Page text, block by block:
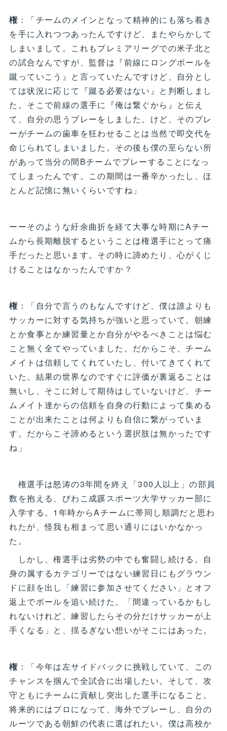
権 ：「チームのメインとなって精神的にも落ち着き
を手に入れつつあったんですけど、またやらかして
しまいまして。これもプレミアリーグでの米子北と
の試合なんですが、監督は『前線にロングボールを
蹴っていこう』と言っていたんですけど、自分とし
ては状況に応じて『蹴る必要はない』と判断しまし
た。そこで前線の選手に『俺は繋ぐから』と伝え
て、自分の思うプレーをしました。けど、そのプレ
ーがチームの歯車を狂わせることは当然で即交代を
命じられてしまいました。その後も僕の至らない所
があって当分の間Bチームでプレーすることになっ
てしまったんです。この期間は一番辛かったし、ほ
とんど記憶に無いくらいですね」
ーーそのような紆余曲折を経て大事な時期にAチー
ムから長期離脱するということは権選手にとって痛
手だったと思います。その時に諦めたり、心がくじ
けることはなかったんですか？
権 ：「自分で言うのもなんですけど、僕は誰よりも
サッカーに対する気持ちが強いと思っていて。朝練
とか食事とか練習量とか自分がやるべきことは悩む
こと無く全てやっていました。だからこそ、チーム
メイトは信頼してくれていたし、付いてきてくれて
いた。結果の世界なのですぐに評価が裏返ることは
無いし、そこに対して期待はしていないけど、チー
ムメイト達からの信頼を自身の行動によって集める
ことが出来たことは何よりも自信に繋がっていま
す。だからこそ諦めるという選択肢は無かったです
ね」
権選手は怒涛の3年間を終え「300人以上」の部員
数を抱える、びわこ成蹊スポーツ大学サッカー部に
入学する。1年時からAチームに帯同し順調だと思わ
れたが、怪我も相まって思い通りにはいかなかっ
た。
しかし、権選手は劣勢の中でも奮闘し続ける。自
身の属するカテゴリーではない練習日にもグラウン
ドに顔を出し「練習に参加させてください」とオフ
返上でボールを追い続けた。「間違っているかもし
れないけれど、練習したらその分だけサッカーが上
手くなる」と、揺るぎない想いがそこにはあった。
権 ：「今年は左サイドバックに挑戦していて、この
チャンスを掴んで全試合に出場したい。そして、攻
守ともにチームに貢献し突出した選手になること。
将来的にはプロになって、海外でプレーし、自分の
ルーツである朝鮮の代表に選ばれたい。僕は高校か